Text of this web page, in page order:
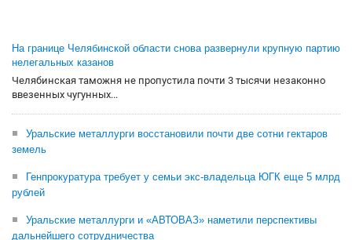
На границе Челябинской области снова развернули крупную партию
нелегальных казанов
Челябинская таможня не пропустила почти 3 тысячи незаконно
ввезенных чугунных...
Уральские металлурги восстановили почти две сотни гектаров
земель
Генпрокуратура требует у семьи экс-владельца ЮГК еще 5 млрд
рублей
Уральские металлурги и «АВТОВАЗ» наметили перспективы
дальнейшего сотрудничества